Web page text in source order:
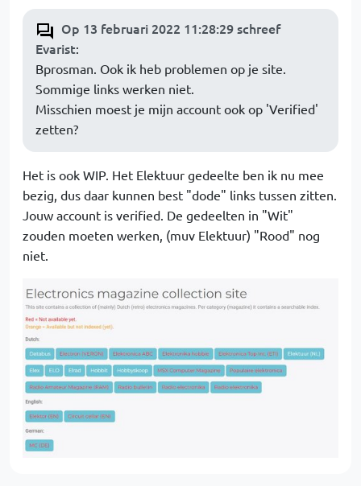
Op 13 februari 2022 11:28:29 schreef
Evarist:
Bprosman. Ook ik heb problemen op je site.
Sommige links werken niet.
Misschien moest je mijn account ook op 'Verified'
zetten?
Het is ook WIP. Het Elektuur gedeelte ben ik nu mee
bezig, dus daar kunnen best "dode" links tussen zitten.
Jouw account is verified. De gedeelten in "Wit"
zouden moeten werken, (muv Elektuur) "Rood" nog
niet.